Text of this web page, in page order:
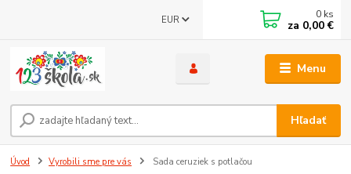
Menu
EUR
Hľadať
0 ks
za 0,00 €
Úvod Vyrobili sme pre vás Sada ceruziek s potlačou